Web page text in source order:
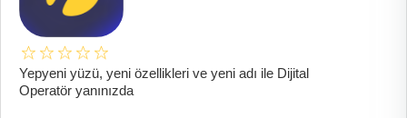
Yepyeni yüzü, yeni özellikleri ve yeni adı ile Dijital
Operatör yanınızda